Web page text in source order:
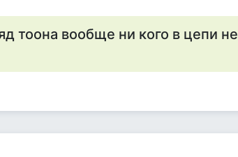
тоона вообще ни кого в цепи не